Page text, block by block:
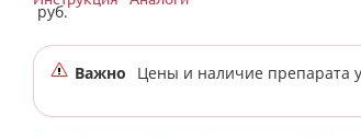
руб.
Важно Цены и наличие препарата